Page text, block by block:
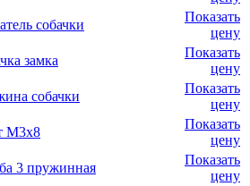
собачки
Показать
цену
замка
Показать
цену
собачки
Показать
цену
М3х8
Показать
цену
3 пружинная
Показать
цену